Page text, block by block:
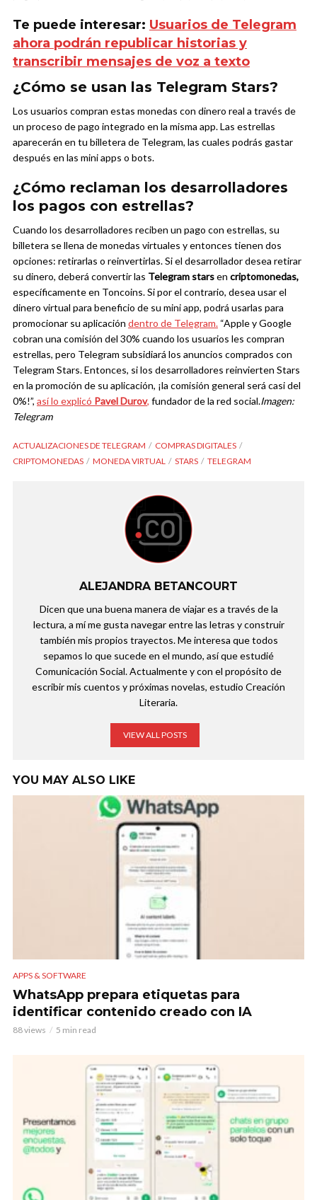
Te puede interesar: Usuarios de Telegram
ahora podrán republicar historias y
transcribir mensajes de voz a texto
¿Cómo se usan las Telegram Stars?
Los usuarios compran estas monedas con dinero real a través de
un proceso de pago integrado en la misma app. Las estrellas
aparecerán en tu billetera de Telegram, las cuales podrás gastar
después en las mini apps o bots.
¿Cómo reclaman los desarrolladores
los pagos con estrellas?
Cuando los desarrolladores reciben un pago con estrellas, su
billetera se llena de monedas virtuales y entonces tienen dos
opciones: retirarlas o reinvertirlas. Si el desarrollador desea retirar
su dinero, deberá convertir las Telegram starsen criptomonedas,
específicamente en Toncoins. Si por el contrario, desea usar el
dinero virtual para beneficio de su mini app, podrá usarlas para
promocionar su aplicación dentro de Telegram. “Apple y Google
cobran una comisión del 30% cuando los usuarios les compran
estrellas, pero Telegram subsidiará los anuncios comprados con
Telegram Stars. Entonces, si los desarrolladores reinvierten Stars
en la promoción de su aplicación, ¡la comisión general será casi del
0%!”, así lo explicó Pavel Durov, fundador de la red social.Imagen:
Telegram
ACTUALIZACIONES DE TELEGRAM
COMPRAS DIGITALES
CRIPTOMONEDAS
MONEDA VIRTUAL STARS TELEGRAM
ALEJANDRA BETANCOURT
Dicen que una buena manera de viajar es a través de la
lectura, a mí me gusta navegar entre las letras y construir
también mis propios trayectos. Me interesa que todos
sepamos lo que sucede en el mundo, así que estudié
Comunicación Social. Actualmente y con el propósito de
escribir mis cuentos y próximas novelas, estudio Creación
Literaria.
VIEW ALL POSTS
YOU MAY ALSO LIKE
APPS & SOFTWARE
WhatsApp prepara etiquetas para
identificar contenido creado con IA
88 views 5 min read